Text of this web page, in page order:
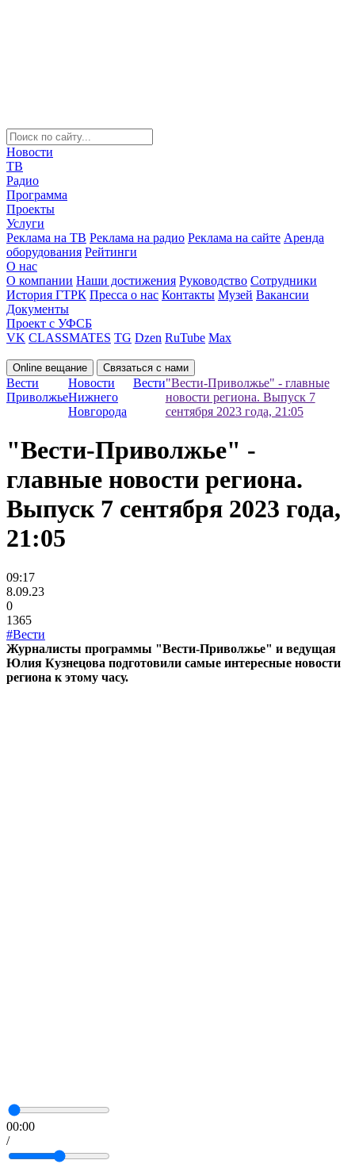
Новости
ТВ
Радио
Программа
Проекты
Услуги
Реклама на ТВ Реклама на радио Реклама на сайте Аренда
оборудования Рейтинги
О нас
О компании Наши достижения Руководство Сотрудники
История ГТРК Пресса о нас Контакты Музей Вакансии
Документы
Проект с УФСБ
VK CLASSMATES TG Dzen RuTube Max
Online вещание Связаться с нами
Вести
Приволжье
Новости
Нижнего
Новгорода
Вести"Вести-Приволжье" - главные
новости региона. Выпуск 7
сентября 2023 года, 21:05
"Вести-Приволжье" -
главные новости региона.
Выпуск 7 сентября 2023 года,
21:05
09:17
8.09.23
0
1365
#Вести
Журналисты программы "Вести-Приволжье" и ведущая
Юлия Кузнецова подготовили самые интересные новости
региона к этому часу.
00:00
/